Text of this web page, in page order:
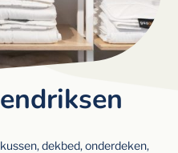
dekbed, onderdeken,